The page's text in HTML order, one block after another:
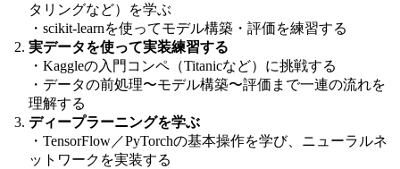
タリングなど）を学ぶ
・scikit-learnを使ってモデル構築・評価を練習する
実データを使って実装練習する
・Kaggleの入門コンペ（Titanicなど）に挑戦する
・データの前処理〜モデル構築〜評価まで一連の流れを
理解する
ディープラーニングを学ぶ
・TensorFlow／PyTorchの基本操作を学び、ニューラルネ
ットワークを実装する